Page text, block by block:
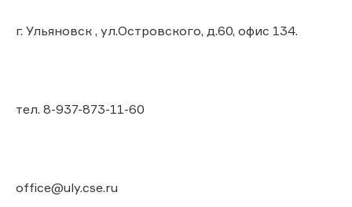
г. Ульяновск , ул.Островского, д.60, офис 134.
тел. 8-937-873-11-60
office@uly.cse.ru